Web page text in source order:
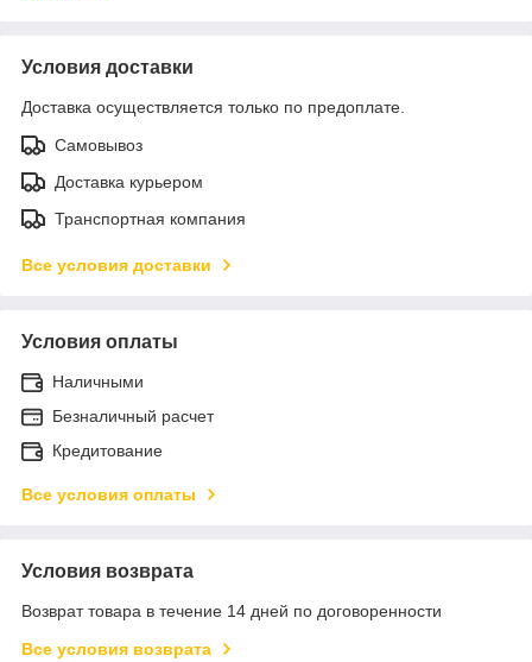
Условия доставки
Доставка осуществляется только по предоплате.
Самовывоз
Доставка курьером
Транспортная компания
Все условия доставки
Условия оплаты
Наличными
Безналичный расчет
Кредитование
Все условия оплаты
Условия возврата
Возврат товара в течение 14 дней по договоренности
Все условия возврата